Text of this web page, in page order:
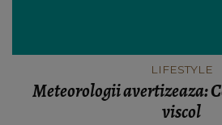
LIFESTYLE
Meteorologii avertizeaza:
viscol